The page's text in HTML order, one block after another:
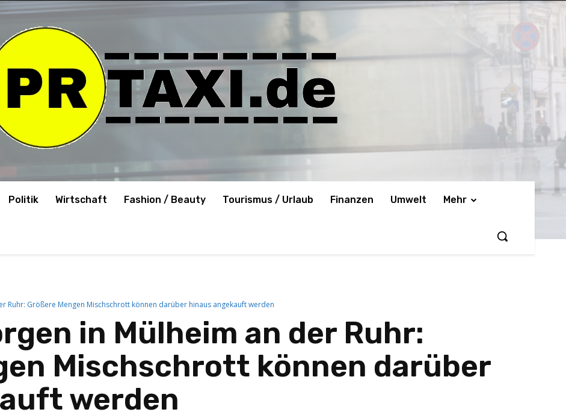
Politik Wirtschaft Fashion / Beauty Tourismus / Urlaub Finanzen Umwelt Mehr
Ruhr: Größere Mengen Mischschrott können darüber hinaus angekauft werden
in Mülheim an der Ruhr:
Mischschrott können darüber
werden